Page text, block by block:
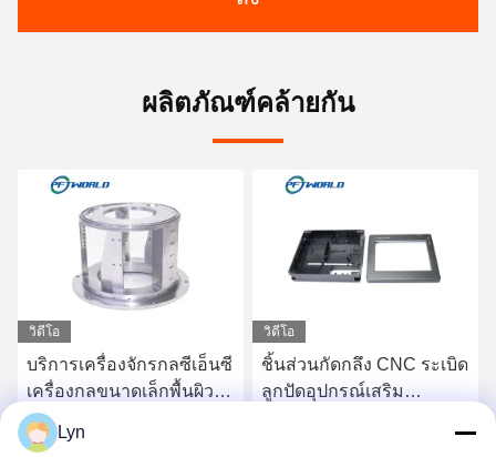
ผลิตภัณฑ์คล้ายกัน
วิดีโอ
ชิ้นส่วนกัดกลึง CNC ระเบิด
ลูกปัดอุปกรณ์เสริม
อุตสาหกรรมสั่งทำพิเศษ
วิดีโอ
เครื่องแปรรูปอลูมิเนียม
CNC Parts and Anodizing
Lyn